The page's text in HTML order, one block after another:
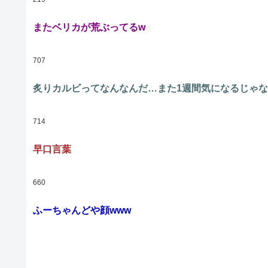
またベリカが荒ぶってるw
707
炙りカルビってなんなんだ…また1週間気になるじゃ
714
早口言葉
660
ふーちゃんどや顔www